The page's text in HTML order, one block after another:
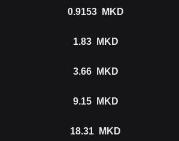
0.9153 MKD
1.83 MKD
3.66 MKD
9.15 MKD
18.31 MKD